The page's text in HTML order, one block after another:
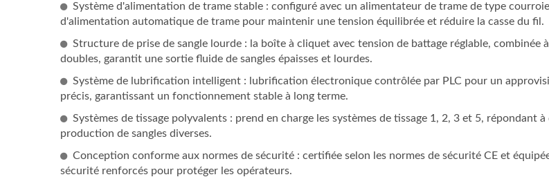
Système d'alimentation de trame stable : configuré avec un alimentateur de trame de type
d'alimentation automatique de trame pour maintenir une tension équilibrée et réduire la casse du fil.
Structure de prise de sangle lourde : la boîte à cliquet avec tension de battage réglable, combinée
doubles, garantit une sortie fluide de sangles épaisses et lourdes.
Système de lubrification intelligent : lubrification électronique contrôlée par PLC pour un
précis, garantissant un fonctionnement stable à long terme.
Systèmes de tissage polyvalents : prend en charge les systèmes de tissage 1, 2, 3 et 5, répondant à
production de sangles diverses.
Conception conforme aux normes de sécurité : certifiée selon les normes de sécurité CE et
sécurité renforcés pour protéger les opérateurs.